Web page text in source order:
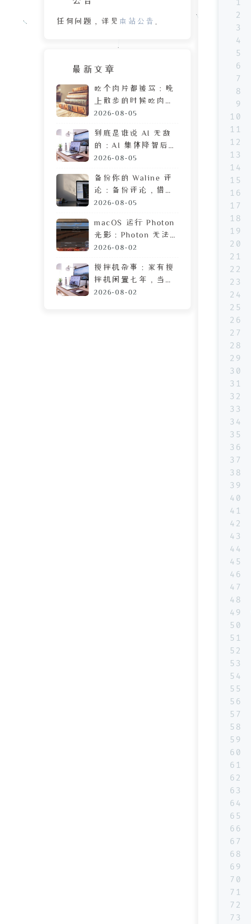
1
2
3
4
5
6
7
8
9
10
11
12
13
14
15
16
17
18
19
20
21
22
23
24
25
26
27
28
29
30
31
32
33
34
35
36
37
38
39
40
41
42
43
44
45
46
47
48
49
50
51
52
53
54
55
56
57
58
59
60
61
62
63
64
65
66
67
68
69
70
71
72
73
任何问题，详见 本站公告
最新文章
吃个肉片都被骂：晚
上散步的时候吃肉
脯，遭陌生人鄙视的
2026-08-05
到底是谁说 AI 无敌
的：AI 集体降智后，
DeepSeek 让我彻底
2026-08-05
备份你的 Waline 评
论：备份评论，借助
GitHub 定时执行任
2026-08-05
macOS 运行 Photon
光影：Photon 无法
运行？可能需要这篇
2026-08-02
搅拌机杂事：家有搅
拌机闲置七年，当心
霉菌毒素混进包子馅
2026-08-02